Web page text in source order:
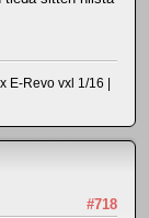
Revo vxl 1/16 |
#718